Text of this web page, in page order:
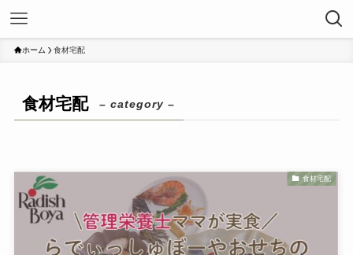
ホーム 食材宅配
食材宅配 – category –
食材宅配